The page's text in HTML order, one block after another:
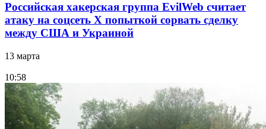
Российская хакерская группа EvilWeb считает
атаку на соцсеть Х попыткой сорвать сделку
между США и Украиной
13 марта
10:58